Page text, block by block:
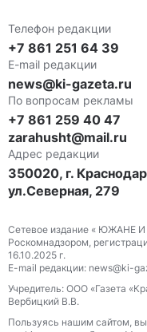
Телефон редакции
+7 861 251 64 39
E-mail редакции
news@ki-gazeta.ru
По вопросам рекламы
+7 861 259 40 47
zarahusht@mail.ru
Адрес редакции
350020, г.
ул.Северная, 279
Сетевое издание « ЮЖАНЕ И
Роскомнадзором,
16.10.2025 г.
E-mail редакции: news@ki-
Учредитель: ООО «Газета
Вербицкий В.В.
Пользуясь нашим сайтом,